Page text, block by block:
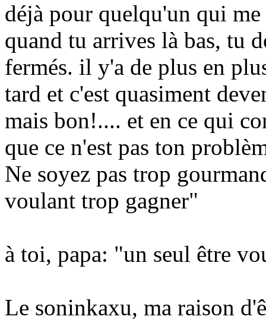
déjà pour quelqu'un qui
quand tu arrives là bas, tu
fermés. il y'a de plus en
tard et c'est quasiment
mais bon!.... et en ce qui
que ce n'est pas ton
Ne soyez pas trop
voulant trop gagner"
à toi, papa: "un seul être
Le soninkaxu, ma raison